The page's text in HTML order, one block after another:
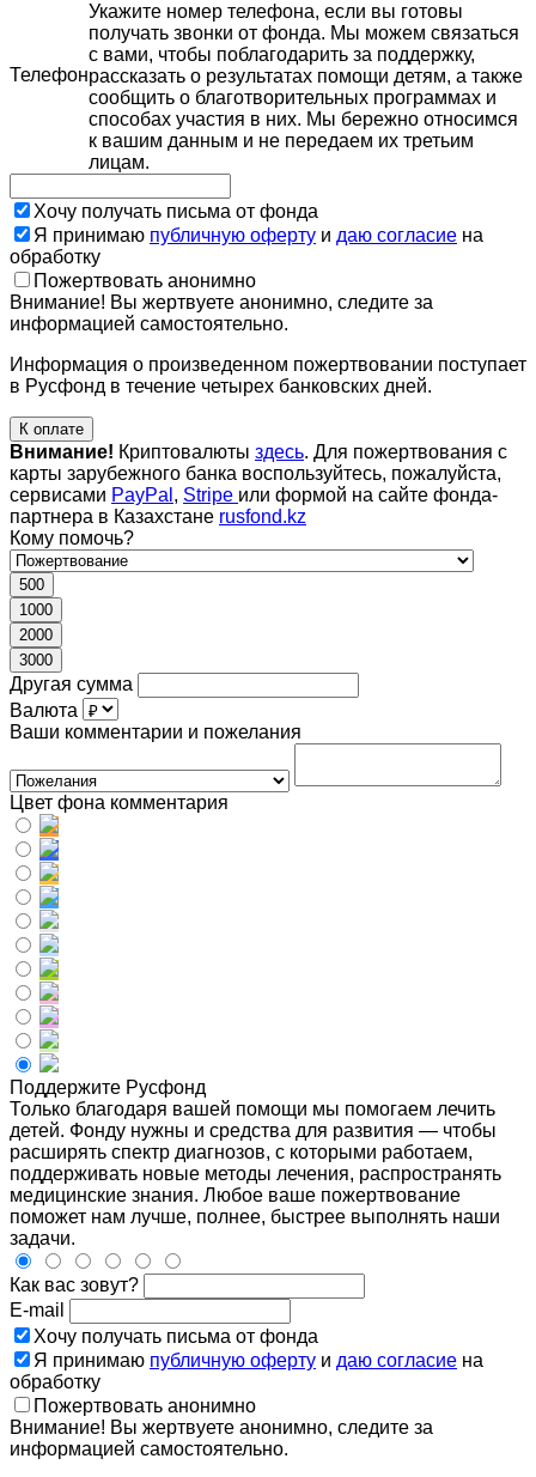
Телефон
Укажите номер телефона, если вы готовы
получать звонки от фонда. Мы можем связаться
с вами, чтобы поблагодарить за поддержку,
рассказать о результатах помощи детям, а также
сообщить о благотворительных программах и
способах участия в них. Мы бережно относимся
к вашим данным и не передаем их третьим
лицам.
Хочу получать письма от фонда
Я принимаю публичную оферту и даю согласие на
обработку
Пожертвовать анонимно
Внимание! Вы жертвуете анонимно, следите за
информацией самостоятельно.
Информация о произведенном пожертвовании поступает
в Русфонд в течение четырех банковских дней.
К оплате
Внимание! Криптовалюты здесь. Для пожертвования с
карты зарубежного банка воспользуйтесь, пожалуйста,
сервисами PayPal , Stripe или формой на сайте фонда-
партнера в Казахстане rusfond.kz
Кому помочь?
500
1000
2000
3000
Другая сумма
Валюта
Ваши комментарии и пожелания
Цвет фона комментария
Поддержите Русфонд
Только благодаря вашей помощи мы помогаем лечить
детей. Фонду нужны и средства для развития — чтобы
расширять спектр диагнозов, с которыми работаем,
поддерживать новые методы лечения, распространять
медицинские знания. Любое ваше пожертвование
поможет нам лучше, полнее, быстрее выполнять наши
задачи.
Как вас зовут?
E-mail
Хочу получать письма от фонда
Я принимаю публичную оферту и даю согласие на
обработку
Пожертвовать анонимно
Внимание! Вы жертвуете анонимно, следите за
информацией самостоятельно.